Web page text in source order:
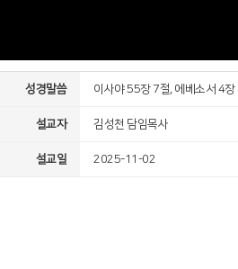
성경말씀 이사야 55장 7절, 에베소서 4
설교자 김성천 담임목사
설교일 2025-11-02